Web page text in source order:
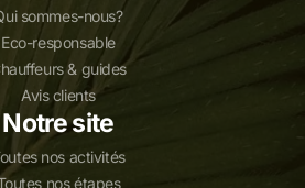
sommes-nous?
Eco-responsable
& guides
Avis clients
Notre site
nos activités
nos étapes